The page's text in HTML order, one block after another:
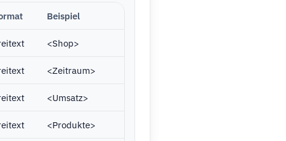
Beispiel
<Shop>
<Zeitraum>
<Umsatz>
<Produkte>